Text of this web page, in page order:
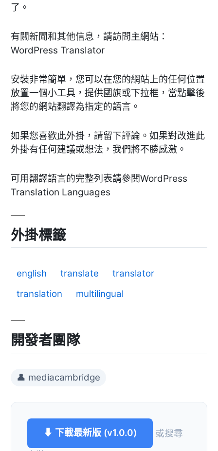
了。
有關新聞和其他信息，請訪問主網站：
WordPress Translator
安裝非常簡單，您可以在您的網站上的任何位置
放置一個小工具，提供國旗或下拉框，當點擊後
將您的網站翻譯為指定的語言。
如果您喜歡此外掛，請留下評論。如果對改進此
外掛有任何建議或想法，我們將不勝感激。
可用翻譯語言的完整列表請參閱WordPress
Translation Languages
外掛標籤
english translate
translator
translation
multilingual
開發者團隊
👤 mediacambridge
⬇ 下載最新版 (v1.0.0)
或搜尋